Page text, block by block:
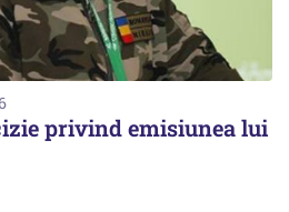
privind emisiunea lui